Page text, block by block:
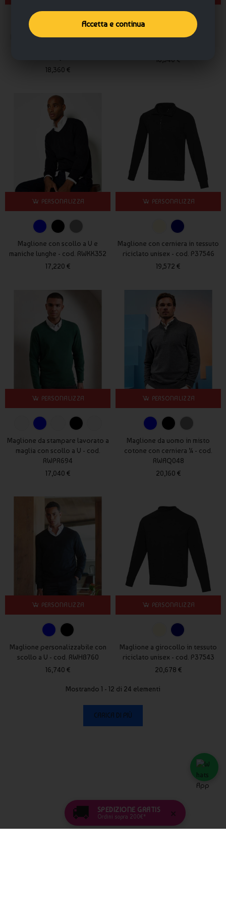
🚚 SPEDIZIONE GRATIS
Ordini sopra 200€* ×
Maglione da uomo con stampa
18,360 €
Maglione da personalizzare a
18,540 €
PERSONALIZZA
Maglione con scollo a V e
maniche lunghe - cod. RWKK352
17,220 €
PERSONALIZZA
Maglione con cerniera in tessuto
riciclato unisex - cod. P37546
19,572 €
PERSONALIZZA
Maglione da stampare lavorato a
maglia con scollo a V - cod.
RWPR694
17,040 €
PERSONALIZZA
Maglione da uomo in misto
cotone con cerniera ¼ - cod.
RWAQ048
20,160 €
PERSONALIZZA
Maglione personalizzabile con
scollo a V - cod. RWHB760
16,740 €
PERSONALIZZA
Maglione a girocollo in tessuto
riciclato unisex - cod. P37543
20,678 €
Mostrando 1 - 12 di 24 elementi
CARICA DI PIÙ
Accetta e continua